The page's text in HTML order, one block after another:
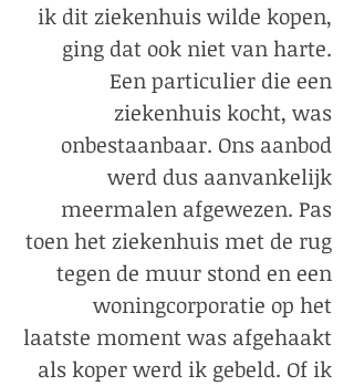
ik dit ziekenhuis wilde kopen,
ging dat ook niet van harte.
Een particulier die een
ziekenhuis kocht, was
onbestaanbaar. Ons aanbod
werd dus aanvankelijk
meermalen afgewezen. Pas
toen het ziekenhuis met de rug
tegen de muur stond en een
woningcorporatie op het
laatste moment was afgehaakt
als koper werd ik gebeld. Of ik